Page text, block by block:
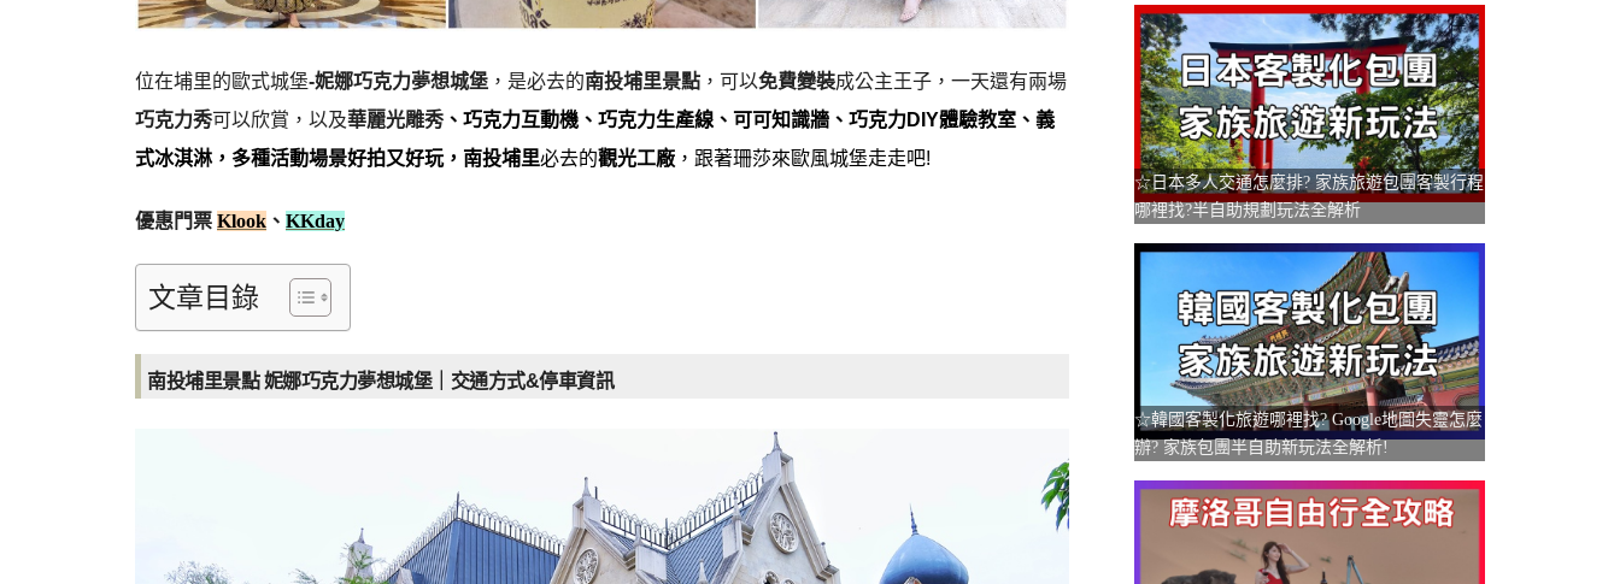
位在埔里的歐式城堡-妮娜巧克力夢想城堡 ，是必去的南投埔里景點 ，可以免費變裝成公主王子，一天還有兩場
巧克力秀可以欣賞，以及華麗光雕秀 、巧克力互動機、巧克力生產線、可可知識牆、巧克力DIY體驗教室、義
式冰淇淋，多種活動場景好拍又好玩，南投埔里必去的觀光工廠 ，跟著珊莎來歐風城堡走走吧!
優惠門票 Klook 、 KKday
文章目錄
南投埔里景點 妮娜巧克力夢想城堡｜交通方式&停車資訊
☆日本多人交通怎麼排? 家族旅遊包團客製行程
哪裡找?半自助規劃玩法全解析
☆韓國客製化旅遊哪裡找? Google地圖失靈怎麼
辦? 家族包團半自助新玩法全解析!